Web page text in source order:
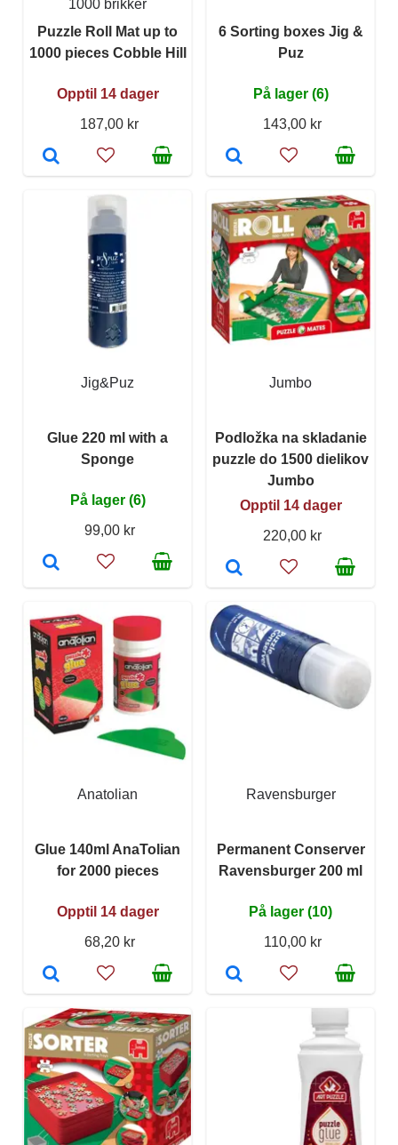
1000 brikker
Puzzle Roll Mat up to
1000 pieces Cobble Hill
Opptil 14 dager
187,00 kr
6 Sorting boxes Jig &
Puz
På lager (6)
143,00 kr
Jig&Puz
Glue 220 ml with a
Sponge
På lager (6)
99,00 kr
Jumbo
Podložka na skladanie
puzzle do 1500 dielikov
Jumbo
Opptil 14 dager
220,00 kr
Anatolian
Glue 140ml AnaTolian
for 2000 pieces
Opptil 14 dager
68,20 kr
Ravensburger
Permanent Conserver
Ravensburger 200 ml
På lager (10)
110,00 kr